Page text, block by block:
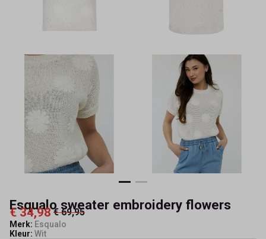
Capisce
Mode
Esqualo sweater embroidery flowers
€ 34,98 € 69,95
Merk: Esqualo
Kleur: Wit